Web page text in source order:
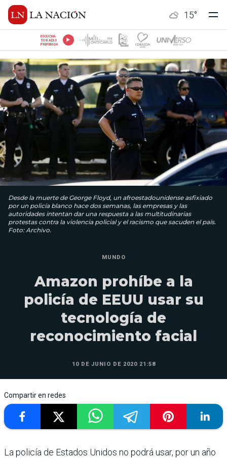
15°
ESCUCHÁ
TU RADIO
PREFERIDA
Desde la muerte de George Floyd, un afroestadounidense asfixiado
por un policía blanco hace dos semanas, las empresas y las
autoridades intentan dar una respuesta a las multitudinarias
protestas contra la violencia policial y el racismo que sacuden el país.
Foto: Archivo.
MUNDO
Amazon prohíbe a la
policía de EEUU usar su
tecnología de
reconocimiento facial
10 DE JUNIO DE 2020 21:58
Compartir en redes
La policía de Estados Unidos no podrá usar, por un año